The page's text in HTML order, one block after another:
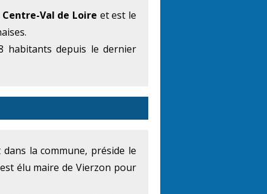
Val de Loire et est le
habitants depuis le dernier
la commune, préside le
élu maire de Vierzon pour